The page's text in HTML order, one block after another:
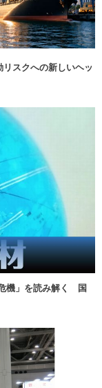
スクへの新しいヘッ
機」を読み解く 国